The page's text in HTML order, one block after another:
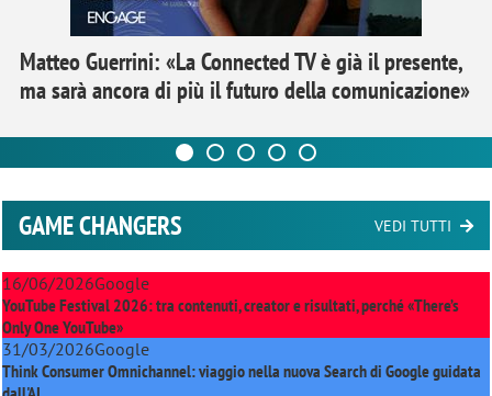
Matteo Guerrini: «La Connected TV è già il presente,
ma sarà ancora di più il futuro della comunicazione»
GAME CHANGERS VEDI TUTTI
16/06/2026Google
YouTube Festival 2026: tra contenuti, creator e risultati, perché «There’s
Only One YouTube»
31/03/2026Google
Think Consumer Omnichannel: viaggio nella nuova Search di Google guidata